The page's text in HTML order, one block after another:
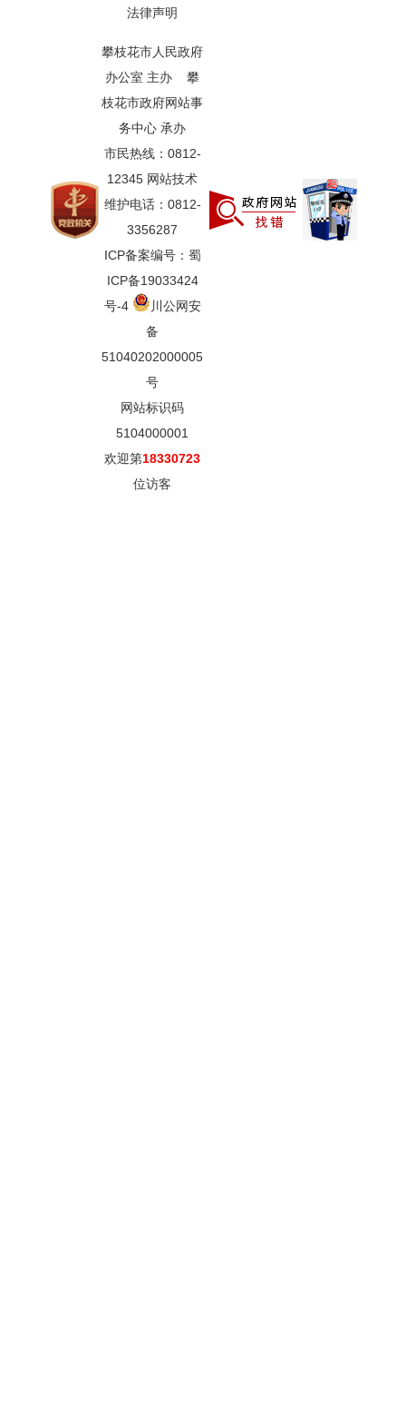
法律声明
攀枝花市人民政府
办公室 主办 攀
枝花市政府网站事
务中心 承办
市民热线：0812-
12345 网站技术
维护电话：0812-
3356287
ICP备案编号：蜀
ICP备19033424
号-4
川公网安
备
51040202000005
号
网站标识码
5104000001
欢迎第18330723
位访客